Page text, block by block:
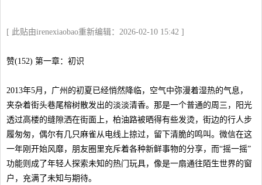
[ 此贴由irenexiaobao重新编辑：2026-02-10 15:42 ]
赞(152) 第一章：初识
2013年5月，广州的初夏已经悄然降临，空气中弥漫着湿热的气息，
夹杂着街头巷尾榕树散发出的淡淡清香。那是一个普通的周三，阳光
透过高楼的缝隙洒在街面上，柏油路被晒得有些发烫，街边的行人步
履匆匆，偶尔有几只麻雀从电线上掠过，留下清脆的鸣叫。微信在这
一年刚开始风靡，朋友圈里充斥着各种新鲜事物的分享，而“摇一摇”
功能则成了年轻人探索未知的热门玩具，像是一扇通往陌生世界的窗
户，充满了未知与期待。